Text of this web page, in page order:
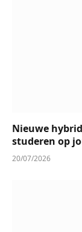
Nieuwe
studeren op
20/07/2026